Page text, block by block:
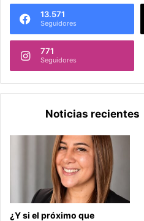
13.571
Seguidores
771
Seguidores
Noticias recientes
¿Y si el próximo que